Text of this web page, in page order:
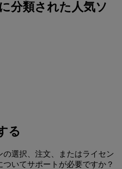
分類された人気ソ
る
の選択、注文、またはライセン
ついてサポートが必要ですか？